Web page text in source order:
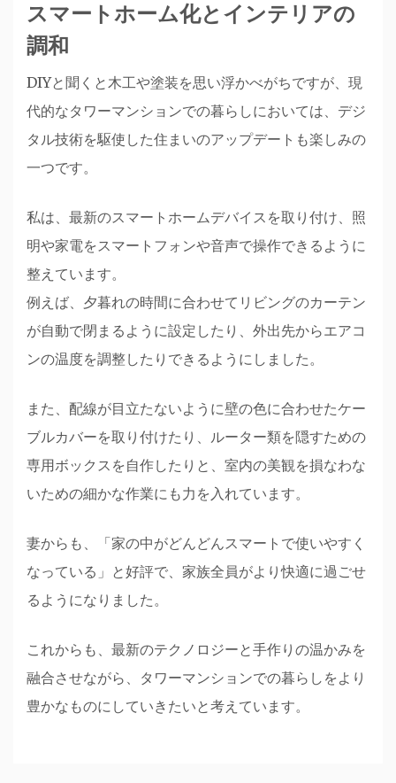
スマートホーム化とインテリアの
調和
DIYと聞くと木工や塗装を思い浮かべがちですが、現
代的なタワーマンションでの暮らしにおいては、デジ
タル技術を駆使した住まいのアップデートも楽しみの
一つです。
私は、最新のスマートホームデバイスを取り付け、照
明や家電をスマートフォンや音声で操作できるように
整えています。
例えば、夕暮れの時間に合わせてリビングのカーテン
が自動で閉まるように設定したり、外出先からエアコ
ンの温度を調整したりできるようにしました。
また、配線が目立たないように壁の色に合わせたケー
ブルカバーを取り付けたり、ルーター類を隠すための
専用ボックスを自作したりと、室内の美観を損なわな
いための細かな作業にも力を入れています。
妻からも、「家の中がどんどんスマートで使いやすく
なっている」と好評で、家族全員がより快適に過ごせ
るようになりました。
これからも、最新のテクノロジーと手作りの温かみを
融合させながら、タワーマンションでの暮らしをより
豊かなものにしていきたいと考えています。